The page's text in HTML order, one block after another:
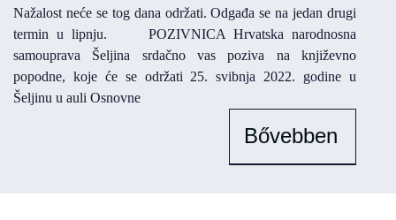
Nažalost neće se tog dana održati. Odgađa se na jedan drugi
termin u lipnju. POZIVNICA Hrvatska narodnosna
samouprava Šeljina srdačno vas poziva na književno
popodne, koje će se održati 25. svibnja 2022. godine u
Šeljinu u auli Osnovne
Bővebben